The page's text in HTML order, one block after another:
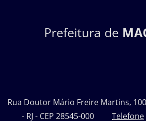
Prefeitura de
Rua Doutor Mário Freire Martins,
- RJ - CEP 28545-000 Telefone